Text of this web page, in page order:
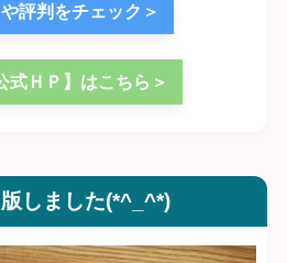
評判をチェック＞
式ＨＰ】はこちら＞
版しました(*^_^*)